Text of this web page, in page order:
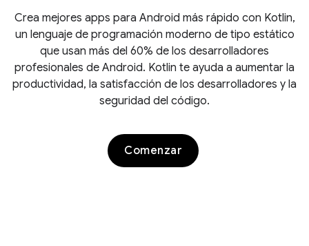
Crea mejores apps para Android más rápido con Kotlin,
un lenguaje de programación moderno de tipo estático
que usan más del 60% de los desarrolladores
profesionales de Android. Kotlin te ayuda a aumentar la
productividad, la satisfacción de los desarrolladores y la
seguridad del código.
Comenzar